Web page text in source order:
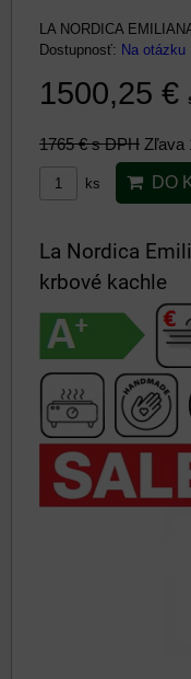
LA NORDICA
Dostupnosť: Na otázku
1500,25 €
1765 €s DPH Zľava
ks DO
La Nordica
krbové kachle